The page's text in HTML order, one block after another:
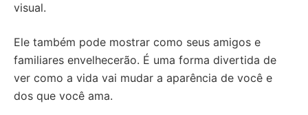
visual.
Ele também pode mostrar como seus amigos e
familiares envelhecerão. É uma forma divertida de
ver como a vida vai mudar a aparência de você e
dos que você ama.